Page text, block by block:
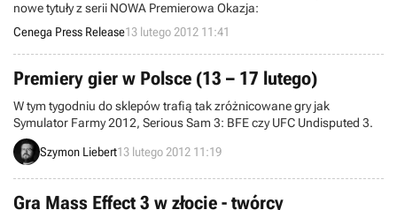
nowe tytuły z serii NOWA Premierowa Okazja:
Cenega Press Release13 lutego 2012 11:41
Premiery gier w Polsce (13 – 17 lutego)
W tym tygodniu do sklepów trafią tak zróżnicowane gry jak
Symulator Farmy 2012, Serious Sam 3: BFE czy UFC Undisputed 3.
Szymon Liebert13 lutego 2012 11:19
Gra Mass Effect 3 w złocie - twórcy